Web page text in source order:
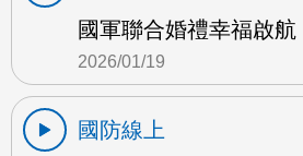
國軍聯合婚禮幸福啟航
2026/01/19
國防線上